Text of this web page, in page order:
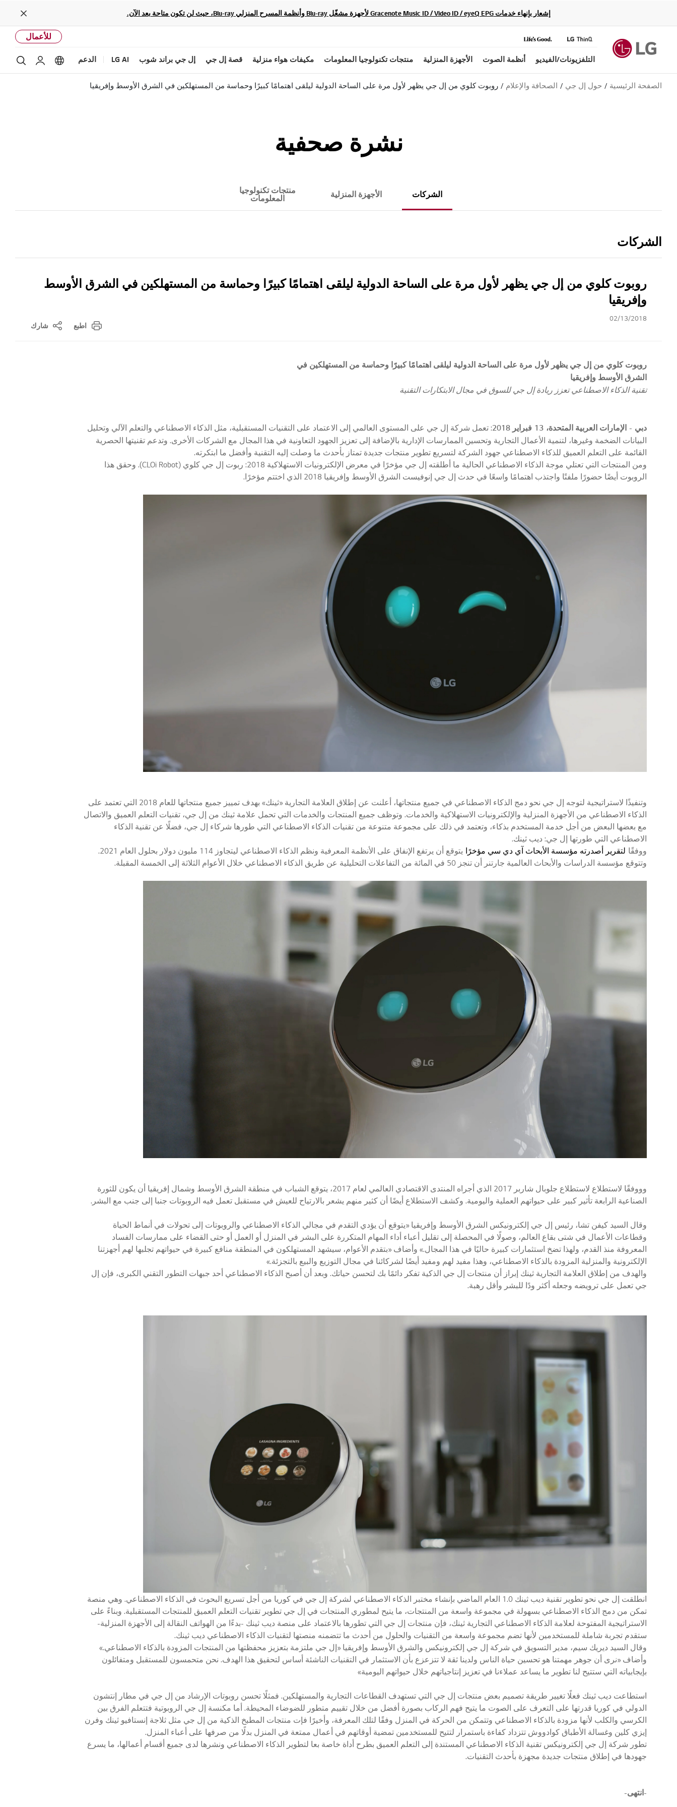
إشعار بإنهاء خدمات Gracenote Music ID / Video ID / eyeQ EPG لأجهزة مشغّل Blu-ray وأنظمة المسرح المنزلي Blu-ray، حيث لن تكون متاحة بعد الآن.
Close
للأعمال
التلفزيونات/الفيديو أنظمة الصوت الأجهزة المنزلية منتجات تكنولوجيا المعلومات مكيفات هواء منزلية قصة إل جي إل جي براند شوب LG AI الدعم optionsحساب
الصفحة الرئيسية حول إل جي الصحافة والإعلام روبوت كلوي من إل جي يظهر لأول مرة على الساحة الدولية ليلقى اهتمامًا كبيرًا وحماسة من المستهلكين في الشرق الأوسط وإفريقيا
نشرة صحفية
الشركات الأجهزة المنزلية منتجات تكنولوجيا
المعلومات
الشركات
اطبع شارك
روبوت كلوي من إل جي يظهر لأول مرة على الساحة الدولية ليلقى اهتمامًا كبيرًا وحماسة من المستهلكين في الشرق الأوسط
وإفريقيا
02/13/2018
روبوت كلوي من إل جي يظهر لأول مرة على الساحة الدولية ليلقى اهتمامًا كبيرًا وحماسة من المستهلكين في
الشرق الأوسط وإفريقيا
تقنية الذكاء الاصطناعي تعزز ريادة إل جي للسوق في مجال الابتكارات التقنية
دبي - الإمارات العربية المتحدة، 13 فبراير 2018
: تعمل شركة إل جي على المستوى العالمي إلى الاعتماد على التقنيات المستقبلية، مثل الذكاء الاصطناعي والتعلم الآلي وتحليل
البيانات الضخمة وغيرها، لتنمية الأعمال التجارية وتحسين الممارسات الإدارية بالإضافة إلى تعزيز الجهود التعاونية في هذا المجال مع الشركات الأخرى. وتدعم تقنيتها الحصرية
القائمة على التعلم العميق للذكاء الاصطناعي جهود الشركة لتسريع تطوير منتجات جديدة تمتاز بأحدث ما وصلت إليه التقنية وأفضل ما ابتكرته.
ومن المنتجات التي تعتلي موجة الذكاء الاصطناعي الحالية ما أطلقته إل جي مؤخرًا في معرض الإلكترونيات الاستهلاكية 2018: ربوت إل جي كلوي (CLOi Robot). وحقق هذا
الروبوت أيضًا حضورًا ملفتًا واجتذب اهتمامًا واسعًا في حدث إل جي إنوفيست الشرق الأوسط وإفريقيا 2018 الذي اختتم مؤخرًا.
وتنفيذًا لاستراتيجية لتوجه إل جي نحو دمج الذكاء الاصطناعي في جميع منتجاتها، أعلنت عن إطلاق العلامة التجارية «ثينك» بهدف تمييز جميع منتجاتها للعام 2018 التي تعتمد على
الذكاء الاصطناعي من الأجهزة المنزلية والإلكترونيات الاستهلاكية والخدمات. وتوظف جميع المنتجات والخدمات التي تحمل علامة ثينك من إل جي، تقنيات التعلم العميق والاتصال
مع بعضها البعض من أجل خدمة المستخدم بذكاء، وتعتمد في ذلك على مجموعة متنوعة من تقنيات الذكاء الاصطناعي التي طورها شركاء إل جي، فضلًا عن تقنية الذكاء
الاصطناعي التي طورتها إل جي: ديب ثينك.
ووفقًا لتقرير أصدرته مؤسسة الأبحاث آي دي سي مؤخرًا
يتوقع أن يرتفع الإنفاق على الأنظمة المعرفية ونظم الذكاء الاصطناعي ليتجاوز 114 مليون دولار بحلول العام 2021.
وتتوقع مؤسسة الدراسات والأبحاث العالمية جارتنر أن تنجز 50 في المائة من التفاعلات التحليلية عن طريق الذكاء الاصطناعي خلال الأعوام الثلاثة إلى الخمسة المقبلة.
وووفقًا لاستطلاع لاستطلاع جلوبال شاربر 2017 الذي أجراه المنتدى الاقتصادي العالمي لعام 2017، يتوقع الشباب في منطقة الشرق الأوسط وشمال إفريقيا أن يكون للثورة
الصناعية الرابعة تأثير كبير على حيواتهم العملية واليومية. وكشف الاستطلاع أيضًا أن كثير منهم يشعر بالارتياح للعيش في مستقبل تعمل فيه الروبوتات جنبا إلى جنب مع البشر.
وقال السيد كيفن تشا، رئيس إل جي إلكترونيكس الشرق الأوسط وإفريقيا «يتوقع أن يؤدي التقدم في مجالي الذكاء الاصطناعي والروبوتات إلى تحولات في أنماط الحياة
وقطاعات الأعمال في شتى بقاع العالم، وصولًا في المحصلة إلى تقليل أعباء أداء المهام المتكررة على البشر في المنزل أو العمل أو حتى القضاء على ممارسات الفساد
المعروفة منذ القدم، ولهذا تضخ استثمارات كبيرة حاليًا في هذا المجال.» وأضاف «بتقدم الأعوام، سيشهد المستهلكون في المنطقة منافع كبيرة في حيواتهم تجلبها لهم أجهزتنا
الإلكترونية والمنزلية المزودة بالذكاء الاصطناعي، وهذا مفيد لهم ومفيد أيضًا لشركائنا في مجال التوزيع والبيع بالتجزئة.»
والهدف من إطلاق العلامة التجارية ثينك إبراز أن منتجات إل جي الذكية تفكر دائمًا بك لتحسن حياتك. وبعد أن أصبح الذكاء الاصطناعي أحد جبهات التطور التقني الكبرى، فإن إل
جي تعمل على ترويضه وجعله أكثر ودًا للبشر وأقل رهبة.
انطلقت إل جي نحو تطوير تقنية ديب ثينك 1.0 العام الماضي بإنشاء مختبر الذكاء الاصطناعي لشركة إل جي في كوريا من أجل تسريع البحوث في الذكاء الاصطناعي. وهي منصة
تمكن من دمج الذكاء الاصطناعي بسهولة في مجموعة واسعة من المنتجات، ما يتيح لمطوري المنتجات في إل جي تطوير تقنيات التعلم العميق للمنتجات المستقبلية. وبناءً على
الاستراتيجية المفتوحة لعلامة الذكاء الاصطناعي التجارية ثينك، فإن منتجات إل جي التي تطورها بالاعتماد على منصة ديب ثينك -بدءًا من الهواتف النقالة إلى الأجهزة المنزلية-
ستقدم تجربة شاملة للمستخدمين لأنها تضم مجموعة واسعة من التقنيات والحلول من أحدث ما تتضمنه منصتها لتقنيات الذكاء الاصطناعي ديب ثينك.
وقال السيد ديريك سيم، مدير التسويق في شركة إل جي إلكترونيكس والشرق الأوسط وإفريقيا «إل جي ملتزمة بتعزيز محفظتها من المنتجات المزودة بالذكاء الاصطناعي.»
وأضاف «نرى أن جوهر مهمتنا هو تحسين حياة الناس ولدينا ثقة لا تتزعزع بأن الاستثمار في التقنيات الناشئة أساس لتحقيق هذا الهدف. نحن متحمسون للمستقبل ومتفائلون
بإيجابياته التي ستتيح لنا تطوير ما يساعد عملاءنا في تعزيز إنتاجياتهم خلال حيواتهم اليومية»
استطاعت ديب ثينك فعلًا تغيير طريقة تصميم بعض منتجات إل جي التي تستهدف القطاعات التجارية والمستهلكين. فمثلًا تحسن روبوتات الإرشاد من إل جي في مطار إنتشون
الدولي في كوريا قدرتها على التعرف على الصوت ما يتيح فهم الركاب بصورة أفضل من خلال تقييم متطور للضوضاء المحيطة. أما مكنسة إل جي الروبوتية فتتعلم الفرق بين
الكرسي والكلب لأنها مزودة بالذكاء الاصطناعي وتتمكن من الحركة في المنزل وفقًا لتلك المعرفة، وأخيرًا فإت منتجات المطبخ الذكية من إل جي مثل ثلاجة إنستافيو ثينك وفرن
إيزي كلين وغسالة الأطباق كوادووش تتزداد كفاءة باستمرار لتتيح للمستخدمين تمضية أوقاتهم في أعمال ممتعة في المنزل بدلًا من صرفها على أعباء المنزل.
تطور شركة إل جي إلكترونيكس تقنية الذكاء الاصطناعي المستندة إلى التعلم العميق بطرح أداة خاصة بعا لتطوير الذكاء الاصطناعي ونشرها لدى جميع أقسام أعمالها، ما يسرع
جهودها في إطلاق منتجات جديدة مجهزة بأحدث التقنيات.
-انتهى-